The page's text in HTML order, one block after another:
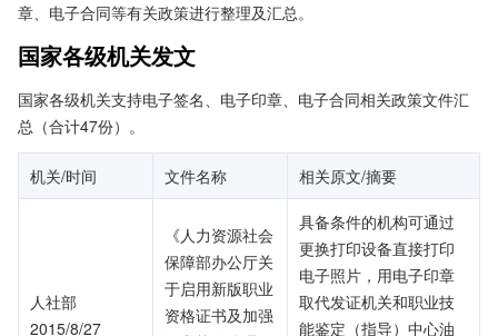
章、电子合同等有关政策进行整理及汇总。
国家各级机关发文
国家各级机关支持电子签名、电子印章、电子合同相关政策文件汇
总（合计47份）。
机关/时间 文件名称 相关原文/摘要
人社部
2015/8/27
《人力资源社会
保障部办公厅关
于启用新版职业
资格证书及加强
具备条件的机构可通过
更换打印设备直接打印
电子照片，用电子印章
取代发证机关和职业技
能鉴定（指导）中心油